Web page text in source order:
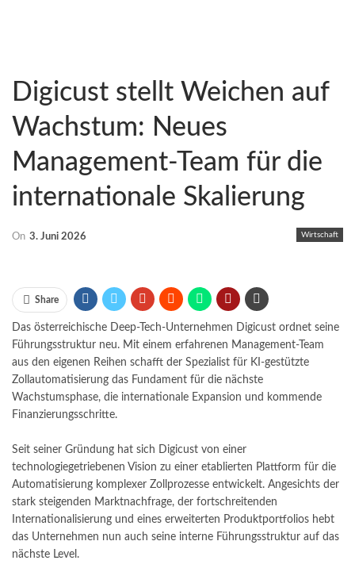
Digicust stellt Weichen auf
Wachstum: Neues
Management-Team für die
internationale Skalierung
Wirtschaft
On 3. Juni 2026
Share
Das österreichische Deep-Tech-Unternehmen Digicust ordnet seine
Führungsstruktur neu. Mit einem erfahrenen Management-Team
aus den eigenen Reihen schafft der Spezialist für KI-gestützte
Zollautomatisierung das Fundament für die nächste
Wachstumsphase, die internationale Expansion und kommende
Finanzierungsschritte.
Seit seiner Gründung hat sich Digicust von einer
technologiegetriebenen Vision zu einer etablierten Plattform für die
Automatisierung komplexer Zollprozesse entwickelt. Angesichts der
stark steigenden Marktnachfrage, der fortschreitenden
Internationalisierung und eines erweiterten Produktportfolios hebt
das Unternehmen nun auch seine interne Führungsstruktur auf das
nächste Level.